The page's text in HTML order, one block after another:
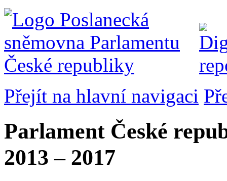
Přejít na hlavní navigaci
Parlament České
2013 – 2017